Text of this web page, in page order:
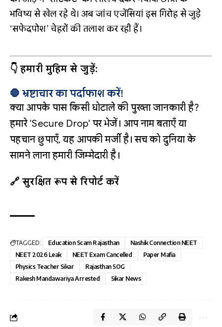
भविष्य से खेल रहे थे। अब जांच एजेंसियां इस गिरोह से जुड़े
‘सफेदपोश’ चेहरों की तलाश कर रही हैं।
👇 हमारी मुहिम से जुड़ें:
🛑 भ्रष्टाचार का पर्दाफाश करें!
क्या आपके पास किसी घोटाले की पुख्ता जानकारी है?
हमारे 'Secure Drop' पर भेजें। आप नाम बताएँ या
पहचान छुपाएँ, यह आपकी मर्जी है। सच को दुनिया के
सामने लाना हमारी जिम्मेदारी है।
🔗 सुरक्षित रूप से रिपोर्ट करें
TAGGED: Education Scam Rajasthan
Nashik Connection NEET
NEET 2026 Leak
NEET Exam Cancelled
Paper Mafia
Physics Teacher Sikar
Rajasthan SOG
Rakesh Mandawariya Arrested
Sikar News